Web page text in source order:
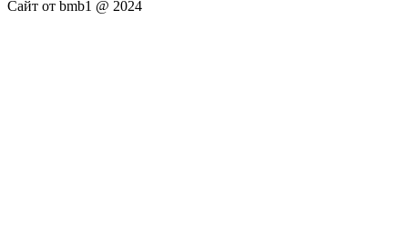
Сайт от bmb1 @ 2024